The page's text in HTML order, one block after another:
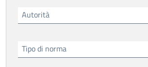
Autorità
Tipo di norma